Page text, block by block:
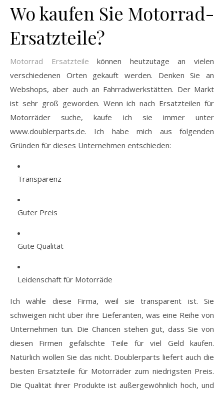
Wo kaufen Sie Motorrad-
Ersatzteile?
Motorrad Ersatzteile können heutzutage an vielen
verschiedenen Orten gekauft werden. Denken Sie an
Webshops, aber auch an Fahrradwerkstätten. Der Markt
ist sehr groß geworden. Wenn ich nach Ersatzteilen für
Motorräder suche, kaufe ich sie immer unter
www.doublerparts.de. Ich habe mich aus folgenden
Gründen für dieses Unternehmen entschieden:
Transparenz
Guter Preis
Gute Qualität
Leidenschaft für Motorräde
Ich wähle diese Firma, weil sie transparent ist. Sie
schweigen nicht über ihre Lieferanten, was eine Reihe von
Unternehmen tun. Die Chancen stehen gut, dass Sie von
diesen Firmen gefälschte Teile für viel Geld kaufen.
Natürlich wollen Sie das nicht. Doublerparts liefert auch die
besten Ersatzteile für Motorräder zum niedrigsten Preis.
Die Qualität ihrer Produkte ist außergewöhnlich hoch, und